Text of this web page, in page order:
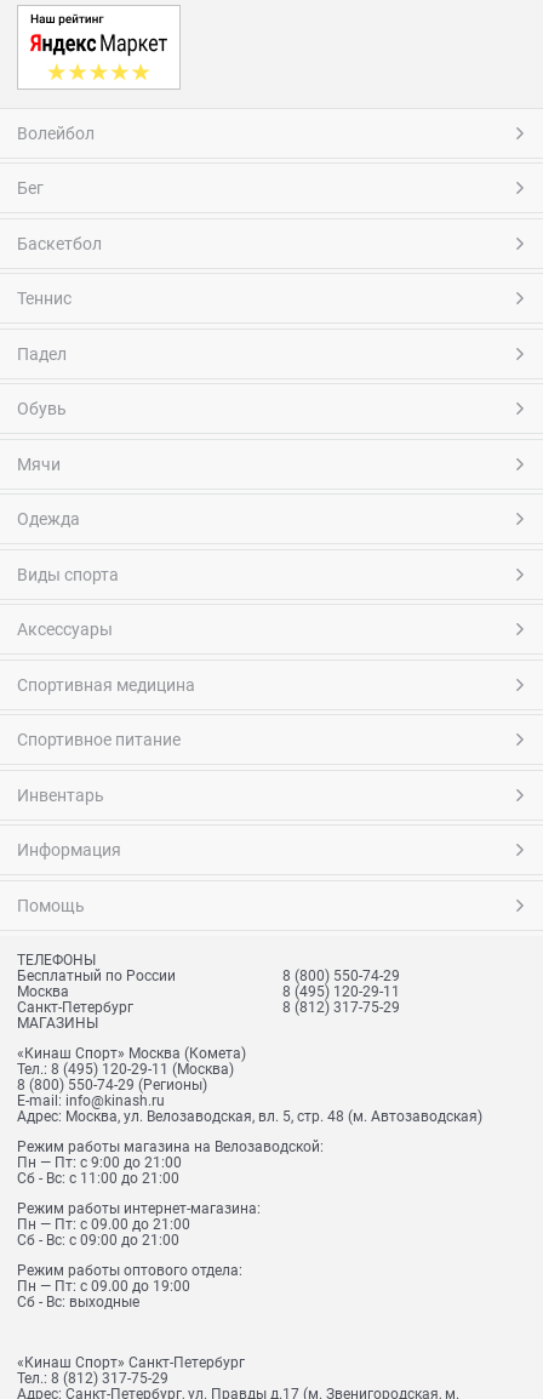
Волейбол
Бег
Баскетбол
Теннис
Падел
Обувь
Мячи
Одежда
Виды спорта
Аксессуары
Спортивная медицина
Спортивное питание
Инвентарь
Информация
Помощь
ТЕЛЕФОНЫ
Бесплатный по России
8 (800) 550-74-29
Москва
8 (495) 120-29-11
Санкт-Петербург
8 (812) 317-75-29
МАГАЗИНЫ
«Кинаш Спорт» Москва (Комета)
Тел.: 8 (495) 120-29-11 (Москва)
8 (800) 550-74-29 (Регионы)
E-mail: info@kinash.ru
Адрес: Москва, ул. Велозаводская, вл. 5, стр. 48 (м. Автозаводская)
Режим работы магазина на Велозаводской:
Пн — Пт: с 9:00 до 21:00
Сб - Вс: с 11:00 до 21:00
Режим работы интернет-магазина:
Пн — Пт: с 09.00 до 21:00
Сб - Вс: с 09:00 до 21:00
Режим работы оптового отдела:
Пн — Пт: с 09.00 до 19:00
Сб - Вс: выходные
«Кинаш Спорт» Санкт-Петербург
Тел.: 8 (812) 317-75-29
Адрес: Санкт-Петербург, ул. Правды д.17 (м. Звенигородская, м.